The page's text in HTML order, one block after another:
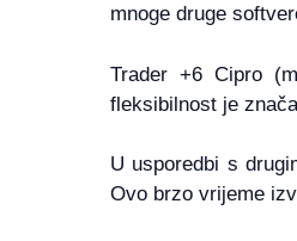
mnoge druge
Trader +6 Cipro
fleksibilnost je
U usporedbi s
Ovo brzo vrijeme